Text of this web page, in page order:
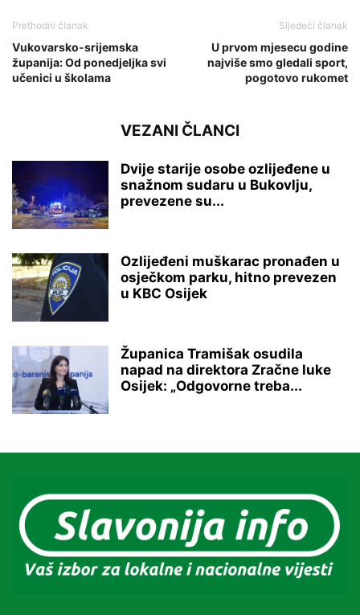
Prethodni članak
Vukovarsko-srijemska
županija: Od ponedjeljka svi
učenici u školama
Sljedeći članak
U prvom mjesecu godine
najviše smo gledali sport,
pogotovo rukomet
VEZANI ČLANCI
Dvije starije osobe ozlijeđene u
snažnom sudaru u Bukovlju,
prevezene su...
Ozlijeđeni muškarac pronađen u
osječkom parku, hitno prevezen
u KBC Osijek
Županica Tramišak osudila
napad na direktora Zračne luke
Osijek: „Odgovorne treba...